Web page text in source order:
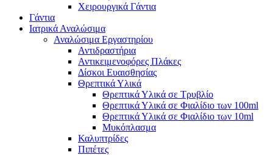
Χειρουργικά Γάντια
Γάντια
Ιατρικά Αναλώσιμα
Αναλώσιμα Εργαστηρίου
Αντιδραστήρια
Αντικειμενοφόρες Πλάκες
Δίσκοι Ευαισθησίας
Θρεπτικά Υλικά
Θρεπτικά Υλικά σε Τρυβλίο
Θρεπτικά Υλικά σε Φιαλίδιο των 100ml
Θρεπτικά Υλικά σε Φιαλίδιο των 10ml
Μυκόπλασμα
Καλυπτρίδες
Πιπέτες